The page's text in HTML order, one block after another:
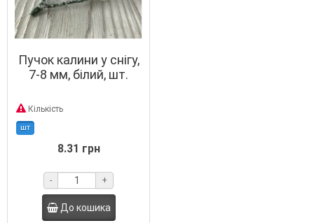
Пучок калини у снігу,
7-8 мм, білий, шт.
Кількість
шт
8.31 грн
- +
До кошика